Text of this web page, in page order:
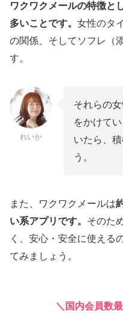
ワクワクメールの特徴と
多いことです。 女性のタ
の関係、そしてソフレ（
す。
れいか
それらの
をかけて
いたら、
う。
また、ワクワクメールは
い系アプリです。 そのた
く、安心・安全に使える
てみましょう。
＼国内会員数